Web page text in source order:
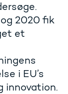
og 2020 fik
et
i EU’s
innovation.